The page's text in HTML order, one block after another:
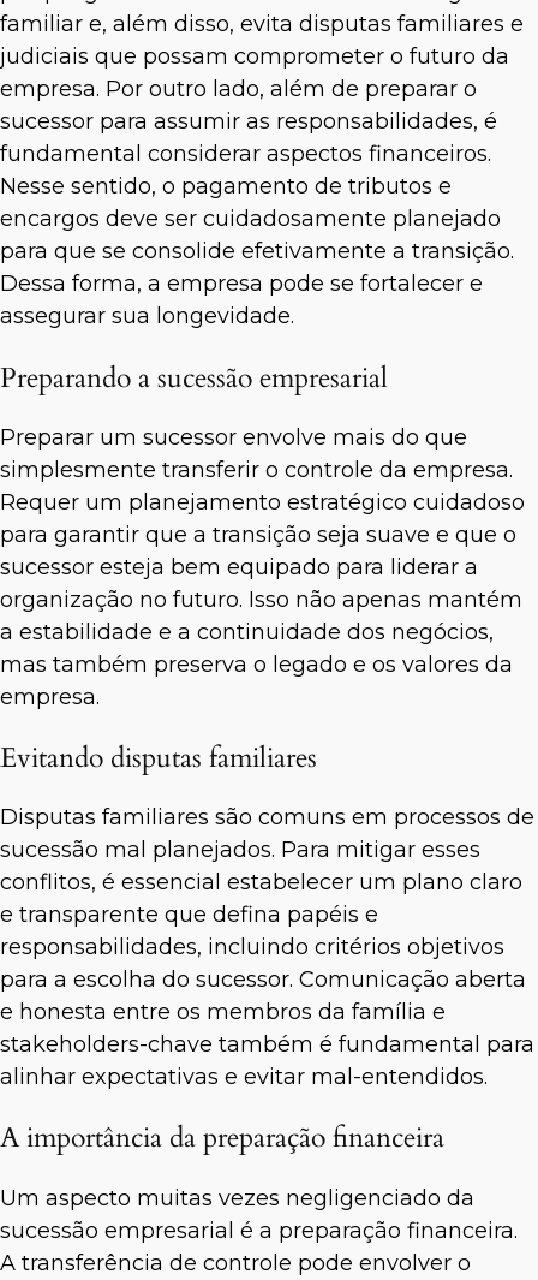
familiar e, além disso, evita disputas familiares e
judiciais que possam comprometer o futuro da
empresa. Por outro lado, além de preparar o
sucessor para assumir as responsabilidades, é
fundamental considerar aspectos financeiros.
Nesse sentido, o pagamento de tributos e
encargos deve ser cuidadosamente planejado
para que se consolide efetivamente a transição.
Dessa forma, a empresa pode se fortalecer e
assegurar sua longevidade.
Preparando a sucessão empresarial
Preparar um sucessor envolve mais do que
simplesmente transferir o controle da empresa.
Requer um planejamento estratégico cuidadoso
para garantir que a transição seja suave e que o
sucessor esteja bem equipado para liderar a
organização no futuro. Isso não apenas mantém
a estabilidade e a continuidade dos negócios,
mas também preserva o legado e os valores da
empresa.
Evitando disputas familiares
Disputas familiares são comuns em processos de
sucessão mal planejados. Para mitigar esses
conflitos, é essencial estabelecer um plano claro
e transparente que defina papéis e
responsabilidades, incluindo critérios objetivos
para a escolha do sucessor. Comunicação aberta
e honesta entre os membros da família e
stakeholders-chave também é fundamental para
alinhar expectativas e evitar mal-entendidos.
A importância da preparação financeira
Um aspecto muitas vezes negligenciado da
sucessão empresarial é a preparação financeira.
A transferência de controle pode envolver o